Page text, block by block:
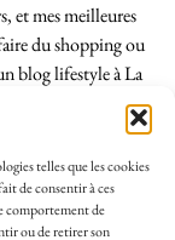
telles que les cookies
de consentir à ces
comportement de
ou de retirer son
et mes meilleures
du shopping ou
blog lifestyle à La
endroit. Que vous
j’espère que mes
un·e vrai·e